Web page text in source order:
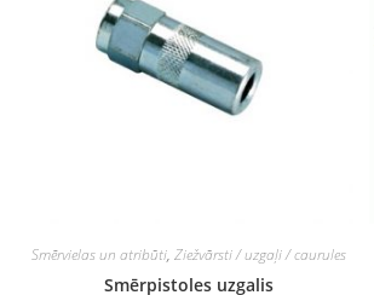
Smērvielas un atribūti,Ziežvārsti / uzgaļi / caurules
Smērpistoles uzgalis